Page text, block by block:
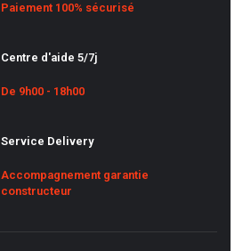
Paiement 100% sécurisé
Centre d'aide 5/7j
De 9h00 - 18h00
Service Delivery
Accompagnement garantie
constructeur